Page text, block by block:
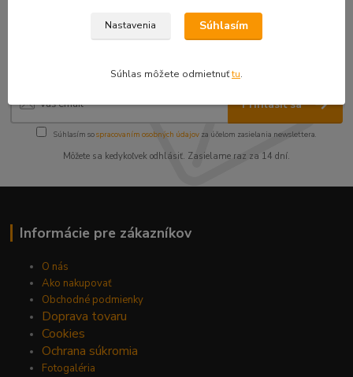
Nepremeškajte novinky, akcie a
Prihlásiť sa
Súhlasím sospracovaním osobných údajov za účelom zasielania newslettera.
Môžete sa kedykoľvek odhlásiť. Zasielame raz za 14 dní.
Informácie pre zákazníkov
O nás
Ako nakupovať
Obchodné podmienky
Doprava tovaru
Cookies
Ochrana súkromia
Fotogaléria
Nastavenia Súhlasím
Súhlas môžete odmietnuťtu.